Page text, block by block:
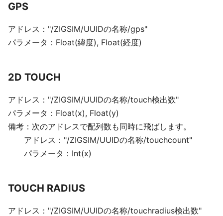
GPS
アドレス："/ZIGSIM/UUIDの名称/gps"
パラメータ：Float(緯度), Float(経度)
2D TOUCH
アドレス："/ZIGSIM/UUIDの名称/touch検出数"
パラメータ：Float(x), Float(y)
備考：次のアドレスで配列数も同時に飛ばします。
アドレス："/ZIGSIM/UUIDの名称/touchcount"
パラメータ：Int(x)
TOUCH RADIUS
アドレス："/ZIGSIM/UUIDの名称/touchradius検出数"